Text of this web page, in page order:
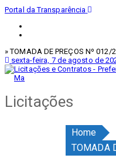
Portal da Transparência
» TOMADA DE PREÇOS Nº
sexta-feira, 7 de agosto de
Licitações
Home
TOMADA